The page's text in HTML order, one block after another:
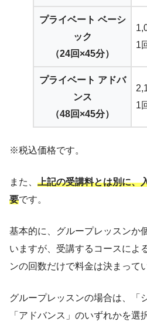
プライベート ベーシ
ック
（24回×45分）
1
プライベート アドバ
ンス
（48回×45分）
1
※税込価格です。
また、 上記の受講料とは別に、
要です。
基本的に、グループレッスンか
いますが、受講するコースによ
ンの回数だけで料金は決まって
グループレッスンの場合は、「
「アドバンス」のいずれかを選